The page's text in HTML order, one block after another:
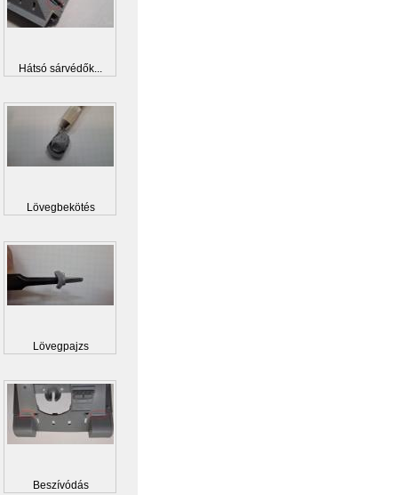
Hátsó sárvédők...
Lövegbekötés
Lövegpajzs
Beszívódás